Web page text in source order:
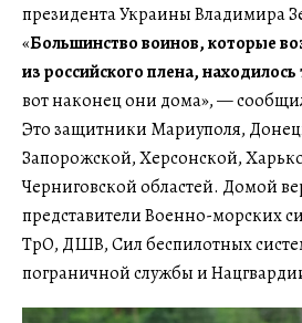
президента Украины Владимира
«Большинство воинов, которые
из российского плена, находилось
вот наконец они дома», —
Это защитники Мариуполя,
Запорожской, Херсонской,
Черниговской областей. Домой
представители Военно-морских
ТрО, ДШВ, Сил беспилотных
пограничной службы и